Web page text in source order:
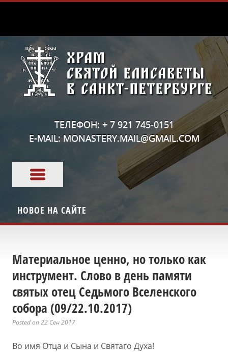
ТЕЛЕФОН: + 7 921 745-0151
E-MAIL: MONASTERY.MAIL@GMAIL.COM
НОВОЕ НА САЙТЕ
Материальное ценно, но только как
инструмент. Слово в день памяти
святых отец Седьмого Вселенского
собора (09/22.10.2017)
Posted on 22 Сен 2017
Во имя Отца и Сына и Святаго Духа!